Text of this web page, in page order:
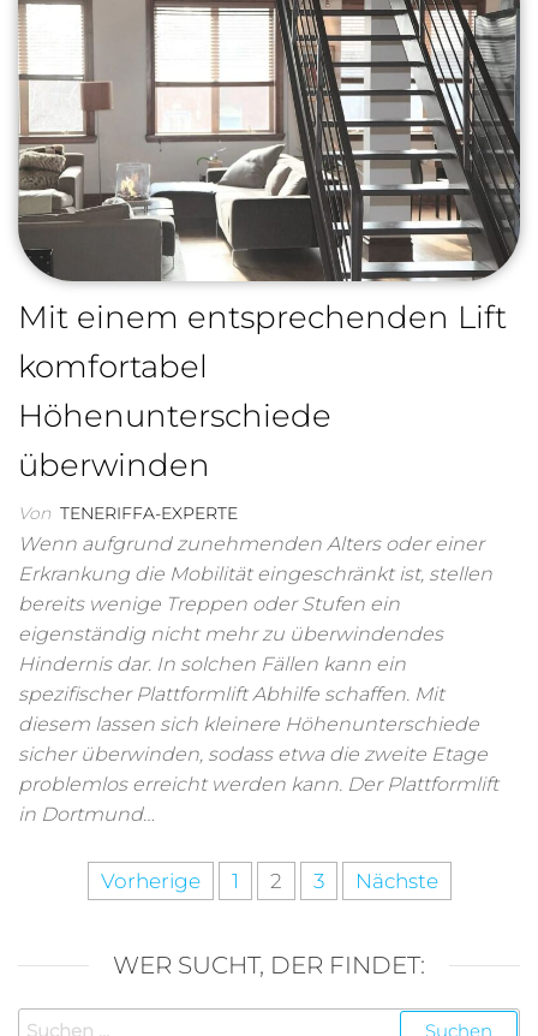
Mit einem entsprechenden Lift
komfortabel
Höhenunterschiede
überwinden
Von TENERIFFA-EXPERTE
Wenn aufgrund zunehmenden Alters oder einer
Erkrankung die Mobilität eingeschränkt ist, stellen
bereits wenige Treppen oder Stufen ein
eigenständig nicht mehr zu überwindendes
Hindernis dar. In solchen Fällen kann ein
spezifischer Plattformlift Abhilfe schaffen. Mit
diesem lassen sich kleinere Höhenunterschiede
sicher überwinden, sodass etwa die zweite Etage
problemlos erreicht werden kann. Der Plattformlift
in Dortmund…
Seitennummerierung
Beiträge
Vorherige 1 2 3 Nächste
WER SUCHT, DER FINDET:
Suchen